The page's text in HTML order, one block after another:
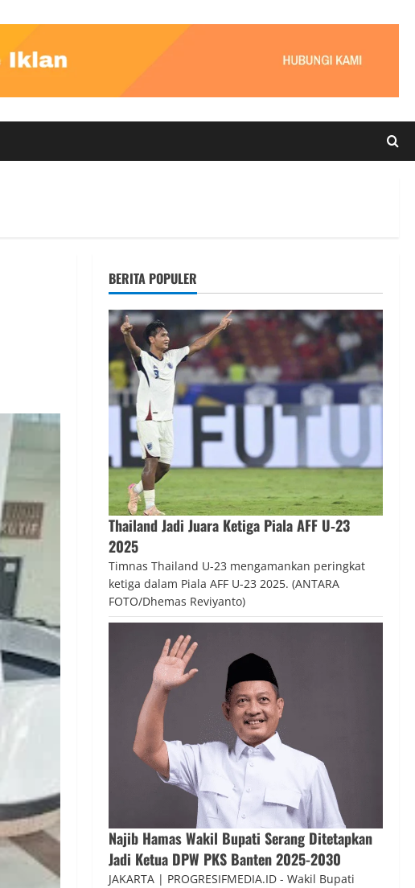
BERITA POPULER
Thailand Jadi Juara Ketiga Piala AFF U‑23
2025
Timnas Thailand U-23 mengamankan peringkat
ketiga dalam Piala AFF U-23 2025. (ANTARA
FOTO/Dhemas Reviyanto)
Najib Hamas Wakil Bupati Serang Ditetapkan
Jadi Ketua DPW PKS Banten 2025-2030
JAKARTA | PROGRESIFMEDIA.ID - Wakil Bupati